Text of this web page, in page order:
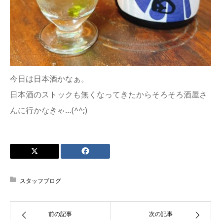
今日は日本酒かなぁ。
日本酒のストックも無くなってきたからそろそろ酒屋さ
んに行かなきゃ…(^^;)
スタッフブログ
前の記事 次の記事